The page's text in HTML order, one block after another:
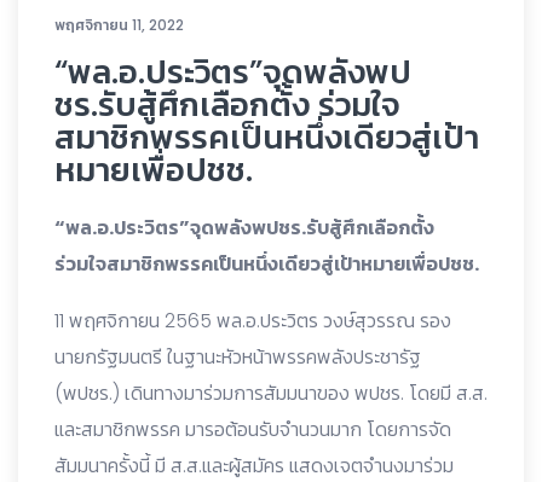
พฤศจิกายน 11, 2022
“พล.อ.ประวิตร”จุดพลังพป
ชร.รับสู้ศึกเลือกตั้ง ร่วมใจ
สมาชิกพรรคเป็นหนึ่งเดียวสู่เป้า
หมายเพื่อปชช.
“พล.อ.ประวิตร”จุดพลังพปชร.รับสู้ศึกเลือกตั้ง
ร่วมใจสมาชิกพรรคเป็นหนึ่งเดียวสู่เป้าหมายเพื่อปชช.
11 พฤศจิกายน 2565 พล.อ.ประวิตร วงษ์สุวรรณ รอง
นายกรัฐมนตรี ในฐานะหัวหน้าพรรคพลังประชารัฐ
(พปชร.) เดินทางมาร่วมการสัมมนาของ พปชร. โดยมี ส.ส.
และสมาชิกพรรค มารอต้อนรับจำนวนมาก โดยการจัด
สัมมนาครั้งนี้ มี ส.ส.และผู้สมัคร แสดงเจตจำนงมาร่วม